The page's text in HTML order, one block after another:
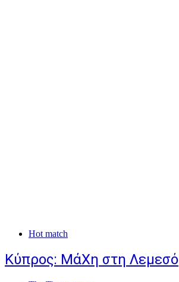
Hot match
Κύπρος: ΜάΧη στη Λεμεσό